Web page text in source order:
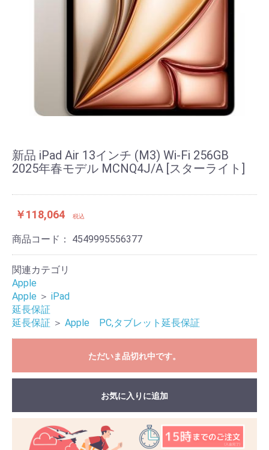
新品 iPad Air 13インチ (M3) Wi-Fi 256GB
2025年春モデル MCNQ4J/A [スターライト]
￥118,064 税込
商品コード： 4549995556377
関連カテゴリ
Apple
Apple ＞ iPad
延長保証
延長保証 ＞ Apple PC,タブレット延長保証
ただいま品切れ中です。
お買い物を続ける カートへ進む
お気に入りに追加